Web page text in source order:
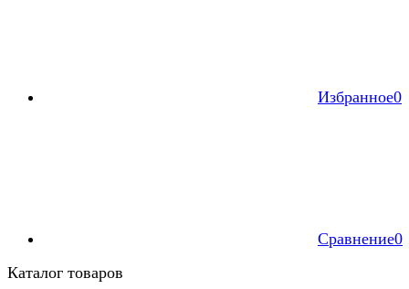
Избранное0
Сравнение0
Каталог товаров